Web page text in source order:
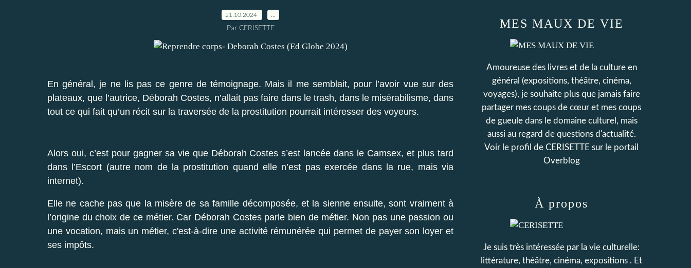
21.10.2024
Par CERISETTE
En général, je ne lis pas ce genre de témoignage. Mais il me semblait, pour l’avoir vue sur des
plateaux, que l’autrice, Déborah Costes, n’allait pas faire dans le trash, dans le misérabilisme, dans
tout ce qui fait qu’un récit sur la traversée de la prostitution pourrait intéresser des voyeurs.
Alors oui, c’est pour gagner sa vie que Déborah Costes s’est lancée dans le Camsex, et plus tard
dans l’Escort (autre nom de la prostitution quand elle n’est pas exercée dans la rue, mais via
internet).
Elle ne cache pas que la misère de sa famille décomposée, et la sienne ensuite, sont vraiment à
l’origine du choix de ce métier. Car Déborah Costes parle bien de métier. Non pas une passion ou
une vocation, mais un métier, c'est-à-dire une activité rémunérée qui permet de payer son loyer et
ses impôts.
MES MAUX DE VIE
Amoureuse des livres et de la culture en
général (expositions, théâtre, cinéma,
voyages), je souhaite plus que jamais faire
partager mes coups de cœur et mes coups
de gueule dans le domaine culturel, mais
aussi au regard de questions d'actualité.
Voir le profil de CERISETTE sur le portail
Overblog
À propos
Je suis très intéressée par la vie culturelle:
littérature, théâtre, cinéma, expositions . Et